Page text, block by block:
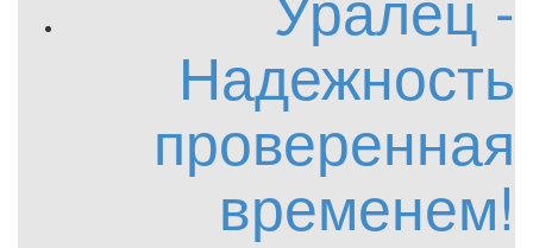
Надежность
проверенная
временем!